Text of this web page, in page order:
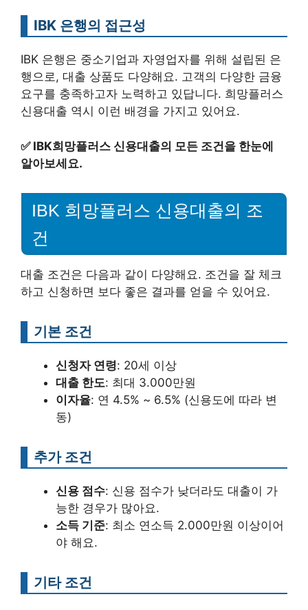
IBK 은행의 접근성
IBK 은행은 중소기업과 자영업자를 위해 설립된 은
행으로, 대출 상품도 다양해요. 고객의 다양한 금융
요구를 충족하고자 노력하고 있답니다. 희망플러스
신용대출 역시 이런 배경을 가지고 있어요.
✅ IBK희망플러스 신용대출의 모든 조건을 한눈에
알아보세요.
IBK 희망플러스 신용대출의 조
건
대출 조건은 다음과 같이 다양해요. 조건을 잘 체크
하고 신청하면 보다 좋은 결과를 얻을 수 있어요.
기본 조건
신청자 연령: 20세 이상
대출 한도: 최대 3.000만원
이자율: 연 4.5% ~ 6.5% (신용도에 따라 변
동)
추가 조건
신용 점수: 신용 점수가 낮더라도 대출이 가
능한 경우가 많아요.
소득 기준: 최소 연소득 2.000만원 이상이어
야 해요.
기타 조건